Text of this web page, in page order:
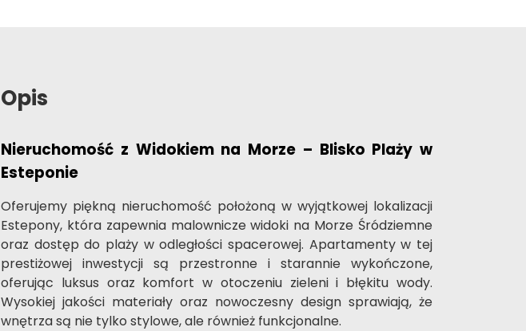
Opis
Nieruchomość z Widokiem na Morze – Blisko Plaży w
Esteponie
Oferujemy piękną nieruchomość położoną w wyjątkowej lokalizacji
Estepony, która zapewnia malownicze widoki na Morze Śródziemne
oraz dostęp do plaży w odległości spacerowej. Apartamenty w tej
prestiżowej inwestycji są przestronne i starannie wykończone,
oferując luksus oraz komfort w otoczeniu zieleni i błękitu wody.
Wysokiej jakości materiały oraz nowoczesny design sprawiają, że
wnętrza są nie tylko stylowe, ale również funkcjonalne.